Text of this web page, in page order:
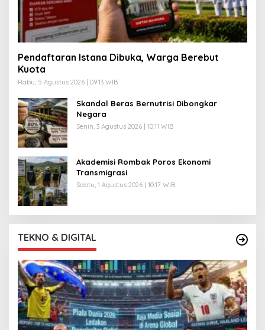
Pendaftaran Istana Dibuka, Warga Berebut
Kuota
Rabu, 5 Agustus 2026 | 09:13 WIB
Skandal Beras Bernutrisi Dibongkar
Negara
Senin, 3 Agustus 2026 | 10:11 WIB
Akademisi Rombak Poros Ekonomi
Transmigrasi
Sabtu, 1 Agustus 2026 | 10:17 WIB
TEKNO & DIGITAL